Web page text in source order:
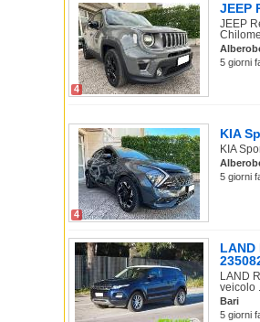
4
JEEP
JEEP
5 giorni
4
KIA
KIA
5 giorni
LAND
LAND
veicolo
Bari
5 giorni